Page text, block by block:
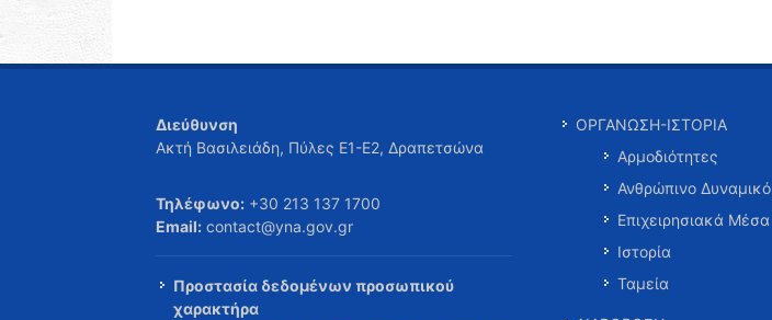
Διεύθυνση
Ακτή Βασιλειάδη, Πύλες Ε1-Ε2, Δραπετσώνα
Τηλέφωνο: +30 213 137 1700
Email: contact@yna.gov.gr
Προστασία δεδομένων προσωπικού
χαρακτήρα
ΟΡΓΑΝΩΣΗ-ΙΣΤΟΡΙΑ
Αρμοδιότητες
Ανθρώπινο Δυναμικό
Επιχειρησιακά Μέσα
Ιστορία
Ταμεία